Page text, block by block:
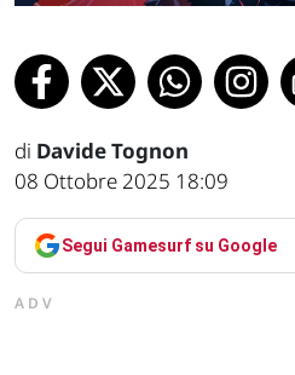
di Davide Tognon
08 Ottobre 2025 18:09
Segui Gamesurf su Google
ADV